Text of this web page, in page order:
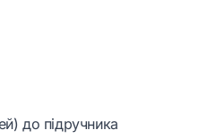
до підручника